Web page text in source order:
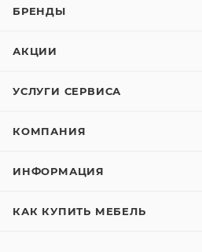
БРЕНДЫ
АКЦИИ
УСЛУГИ СЕРВИСА
КОМПАНИЯ
ИНФОРМАЦИЯ
КАК КУПИТЬ МЕБЕЛЬ